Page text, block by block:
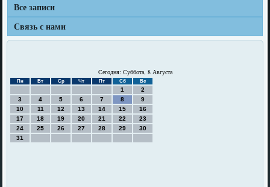
Все записи
Связь с нами
Сегодня: Суббота, 8 Августа
Пн Вт Ср Чт Пт Сб Вс
1
2
3
4 5 6 7 8
9
10
11 12 13 14 15
16
17
18 19 20 21 22
23
24
25 26 27 28 29
30
31